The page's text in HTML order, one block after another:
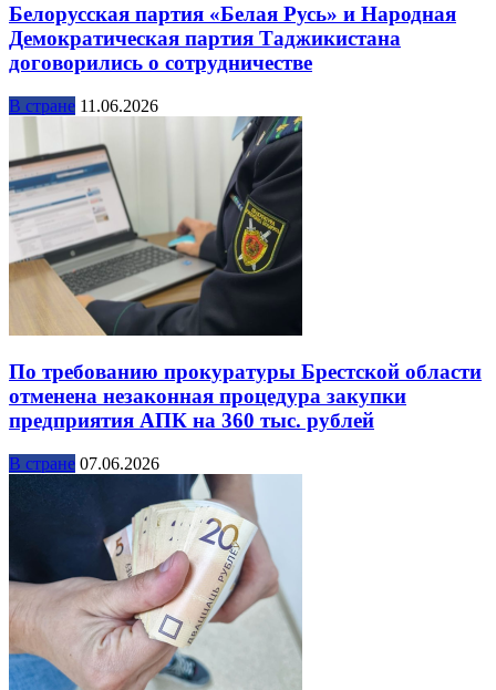
Белорусская партия «Белая Русь» и Народная
Демократическая партия Таджикистана
договорились о сотрудничестве
В стране 11.06.2026
По требованию прокуратуры Брестской области
отменена незаконная процедура закупки
предприятия АПК на 360 тыс. рублей
В стране 07.06.2026